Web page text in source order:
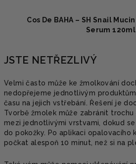
Cos De BAHA – SH Snail
Serum 120ml
JSTE NETŘEZLIVÝ
Velmi často může ke žmolkování
nedopřejeme jednotlivým
času na jejich vstřebání. Řešení je
Tvorbě žmolek může zabránit trochu
mezi jednotlivými vrstvami, dokud
do pokožky. Po aplikaci opalovacího
počkat alespoň 10 minut, než si na